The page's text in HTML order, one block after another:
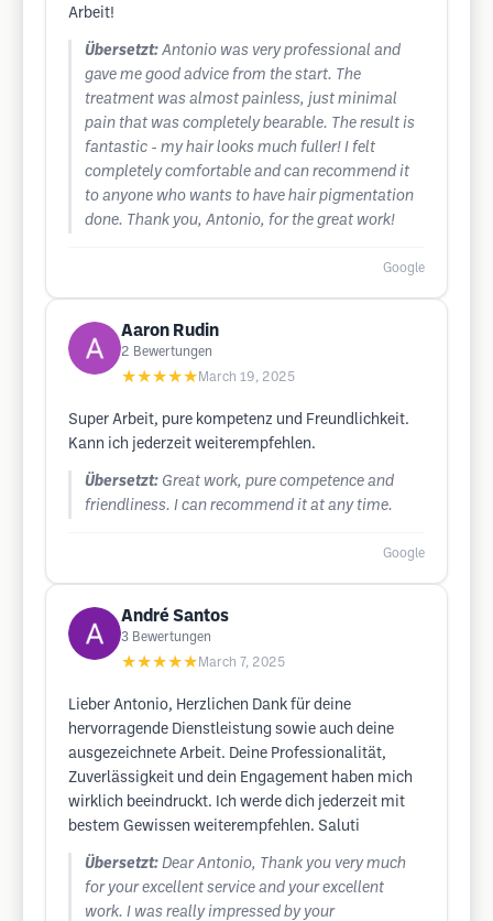
Arbeit!
Übersetzt: Antonio was very professional and
gave me good advice from the start. The
treatment was almost painless, just minimal
pain that was completely bearable. The result is
fantastic - my hair looks much fuller! I felt
completely comfortable and can recommend it
to anyone who wants to have hair pigmentation
done. Thank you, Antonio, for the great work!
Google
Aaron Rudin
2 Bewertungen
★★★★★ March 19, 2025
Super Arbeit, pure kompetenz und Freundlichkeit.
Kann ich jederzeit weiterempfehlen.
Übersetzt: Great work, pure competence and
friendliness. I can recommend it at any time.
Google
André Santos
3 Bewertungen
★★★★★ March 7, 2025
Lieber Antonio, Herzlichen Dank für deine
hervorragende Dienstleistung sowie auch deine
ausgezeichnete Arbeit. Deine Professionalität,
Zuverlässigkeit und dein Engagement haben mich
wirklich beeindruckt. Ich werde dich jederzeit mit
bestem Gewissen weiterempfehlen. Saluti
Übersetzt: Dear Antonio, Thank you very much
for your excellent service and your excellent
work. I was really impressed by your